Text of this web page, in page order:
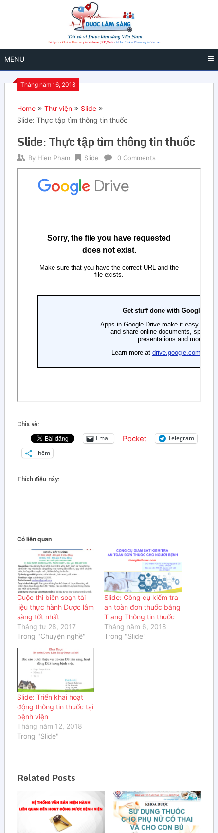
MENU
Tháng năm 16, 2018
Home Thư viện
Slide
Slide: Thực tập tìm thông tin thuốc
Slide: Thực tập tìm thông tin thuốc
By Hien Pham Slide 0 Comments
Chia sẻ:
Email Pocket
Telegram
Thêm
Thích điều này:
Có liên quan
Cuộc thi biên soạn tài
liệu thực hành Dược lâm
sàng tốt nhất
Tháng tư 28, 2017
Trong "Chuyện nghề"
Slide: Công cụ kiểm tra
an toàn đơn thuốc bằng
Trang Thông tin thuốc
Tháng năm 6, 2018
Trong "Slide"
Slide: Triển khai hoạt
động thông tin thuốc tại
bệnh viện
Tháng năm 12, 2018
Trong "Slide"
Related Posts